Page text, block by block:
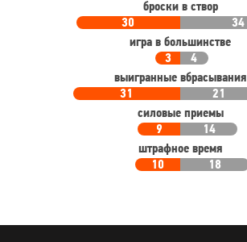
броски в створ
30
34
игра в большинстве
3
4
выигранные вбрасывания
31
21
силовые приемы
9
14
штрафное время
10
18